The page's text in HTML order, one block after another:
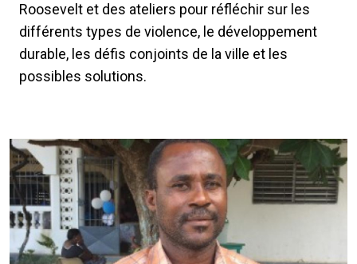
Roosevelt et des ateliers pour réfléchir sur les
différents types de violence, le développement
durable, les défis conjoints de la ville et les
possibles solutions.